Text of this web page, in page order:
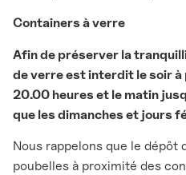
Containers à verre
Afin de préserver la
de verre est interdit le soir à
20.00 heures et le matin
que les dimanches et jours
Nous rappelons que le dépôt
poubelles à proximité des